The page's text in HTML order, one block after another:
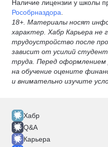
Наличие лицензии у школы
Рособрназдора
18+. Материалы носят
характер. Хабр Карьера не
трудоустройство после
зависит от усилий
труда. Перед оформлением
на обучение оцените
и внимательно изучите
Хабр
Q&A
Карьера